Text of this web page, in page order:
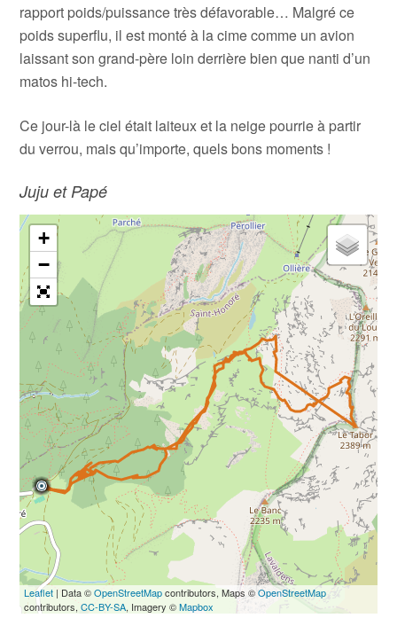
rapport poids/puissance très défavorable… Malgré ce
poids superflu, il est monté à la cime comme un avion
laissant son grand-père loin derrière bien que nanti d’un
matos hi-tech.
Ce jour-là le ciel était laiteux et la neige pourrie à partir
du verrou, mais qu’importe, quels bons moments !
Juju et Papé
+
−
Leaflet | Data ©OpenStreetMapcontributors, Maps ©OpenStreetMap
contributors,CC-BY-SA, Imagery ©Mapbox